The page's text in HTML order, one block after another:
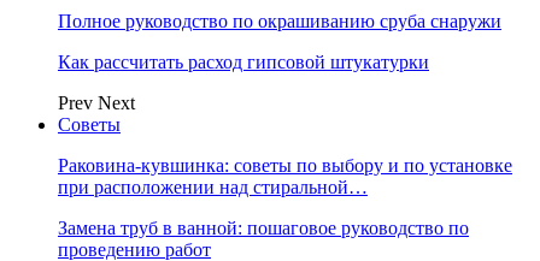
Полное руководство по окрашиванию сруба снаружи
Как рассчитать расход гипсовой штукатурки
Prev Next
Советы
Раковина-кувшинка: советы по выбору и по установке
при расположении над стиральной…
Замена труб в ванной: пошаговое руководство по
проведению работ